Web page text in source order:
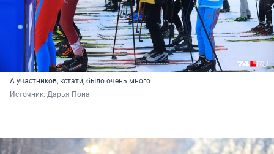
А участников, кстати, было очень много
Источник: Дарья Пона